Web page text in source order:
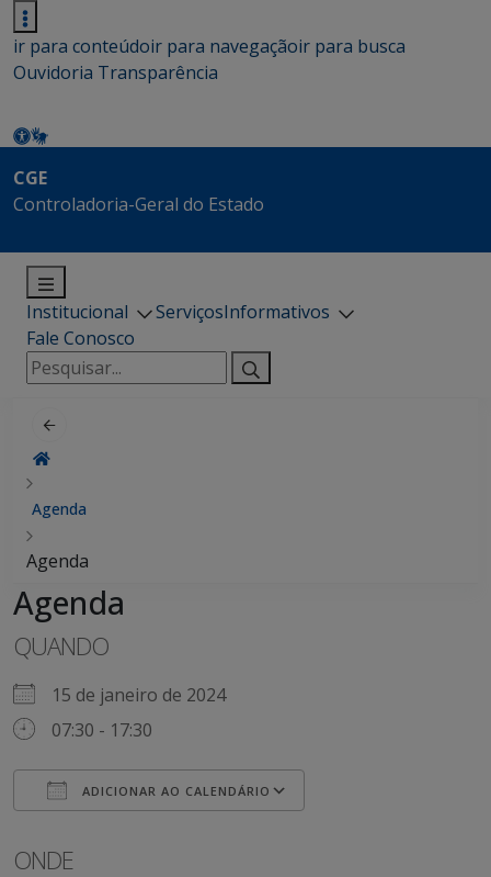
ir para conteúdoir para navegaçãoir para busca
Ouvidoria Transparência
CGE
Controladoria-Geral do Estado
Institucional ServiçosInformativos
Fale Conosco
Pesquisar
por:
Agenda
Agenda
Agenda
QUANDO
15 de janeiro de 2024
07:30 - 17:30
ADICIONAR AO CALENDÁRIO
ONDE